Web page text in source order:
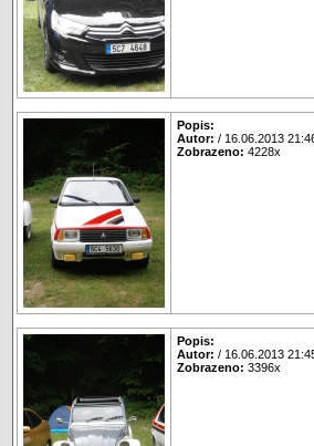
Popis:
Autor: / 16.06.2013
Zobrazeno: 4228x
Popis:
Autor: / 16.06.2013
Zobrazeno: 3396x